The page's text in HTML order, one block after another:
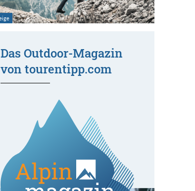
Das Outdoor-Magazin
von tourentipp.com